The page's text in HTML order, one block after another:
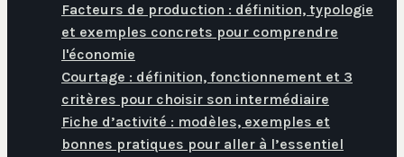
Facteurs de production : définition, typologie
et exemples concrets pour comprendre
l'économie
Courtage : définition, fonctionnement et 3
critères pour choisir son intermédiaire
Fiche d’activité : modèles, exemples et
bonnes pratiques pour aller à l’essentiel